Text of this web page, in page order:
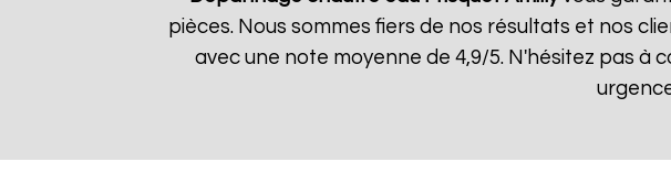
pièces. Nous sommes fiers de nos résultats et nos
avec une note moyenne de 4,9/5. N'hésitez pas à